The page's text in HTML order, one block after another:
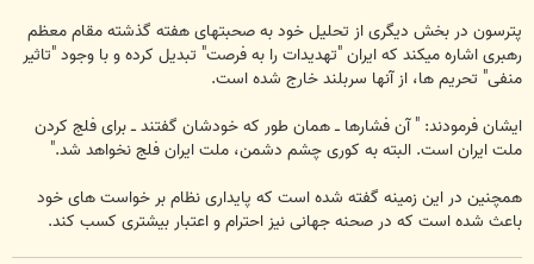
پترسون در بخش دیگری از تحلیل خود به صحبت‎های هفته گذشته مقام معظم
رهبری اشاره می‎کند که ایران "تهدیدات را به فرصت" تبدیل کرده و با وجود "تاثیر
منفی" تحریم ها، از آنها سربلند خارج شده است.
ایشان فرمودند: " آن فشارها ــ همان طور كه خودشان گفتند ــ برای فلج ‌كردن
ملت ایران است. البته به كوری چشم دشمن، ملت ایران فلج نخواهد شد."
همچنین در این زمینه گفته شده است که پایداری نظام بر خواست های خود
باعث شده است که در صحنه جهانی نیز احترام و اعتبار بیشتری کسب کند.